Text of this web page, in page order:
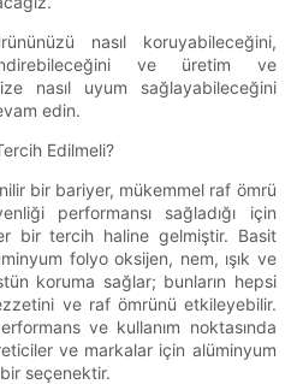
nasıl koruyabileceğini,
ve üretim ve
nasıl uyum sağlayabileceğini
edin.
Edilmeli?
bir bariyer, mükemmel raf ömrü
performansı sağladığı için
bir tercih haline gelmiştir. Basit
folyo oksijen, nem, ışık ve
koruma sağlar; bunların hepsi
ve raf ömrünü etkileyebilir.
ve kullanım noktasında
ve markalar için alüminyum
seçenektir.